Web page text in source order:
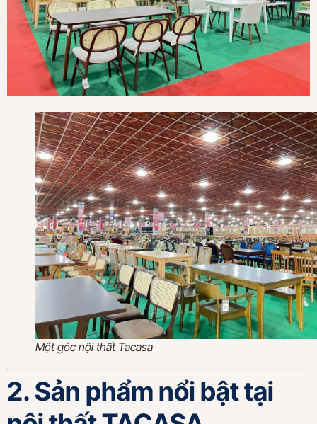
Một góc nội thất Tacasa
2. Sản phẩm nổi bật tại